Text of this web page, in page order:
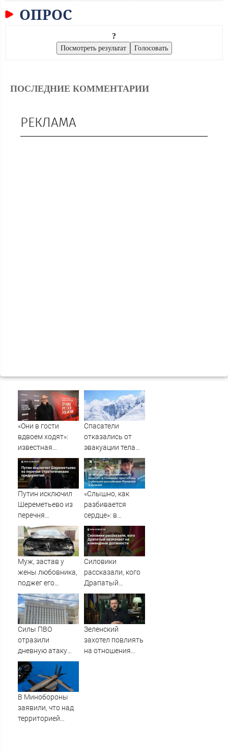
ОПРОС
?
ПОСЛЕДНИЕ КОММЕНТАРИИ
РЕКЛАМА
«Они в гости
вдвоем ходят»:
известная
журналистка
подтвердила
роман
Бондарчука и
Исаковой
Спасатели
отказались от
эвакуации тела
Натальи
Наговицыной с
семитысячника
Путин исключил
Шереметьево из
перечня
стратегических
предприятий
«Слышно, как
разбивается
сердце»: в
Таиланде
простились с
убитыми
россиянами
Дианой
Муж, застав у
жены любовника,
поджег его
машину
Силовики
рассказали, кого
Драпатый
назначает на
командные
должности
Силы ПВО
отразили
дневную атаку
БПЛА на
Рязанскую
область
Зеленский
захотел повлиять
на отношения
В Минобороны
заявили, что над
территорией